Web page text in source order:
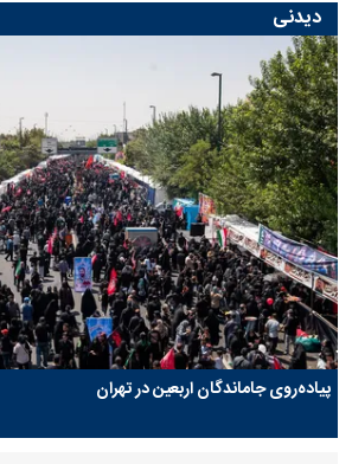
دیدنی
پیاده‌روی جاماندگان اربعین در تهران